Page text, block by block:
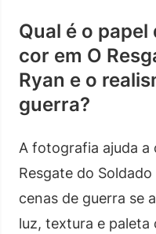
Qual é o
cor em O
Ryan e o
guerra?
A fotografia ajuda a
Resgate do
cenas de guerra se
luz, textura e